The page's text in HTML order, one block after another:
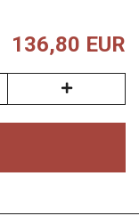
136,80 EUR